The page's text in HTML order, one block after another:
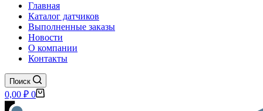
Главная
Каталог датчиков
Выполненные заказы
Новости
О компании
Контакты
Поиск
Корзина
0,00 ₽ 0